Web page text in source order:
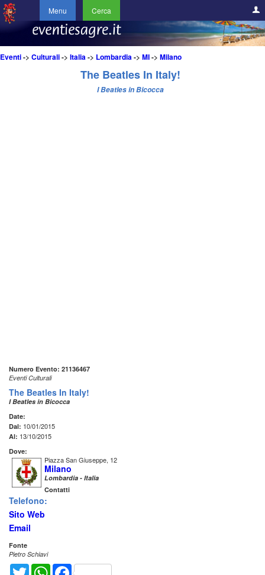
Menu Cerca
Eventi-> Culturali-> Italia-> Lombardia-> MI-> Milano
The Beatles In Italy!
I Beatles in Bicocca
Numero Evento: 21136467
Eventi Culturali
The Beatles In Italy!
I Beatles in Bicocca
Date:
Dal: 10/01/2015
Al: 13/10/2015
Dove:
Piazza San Giuseppe, 12
Milano
Lombardia - Italia
Contatti
Telefono:
Sito Web
Email
Fonte
Pietro Schiavi
Twitter WhatsAppFacebook